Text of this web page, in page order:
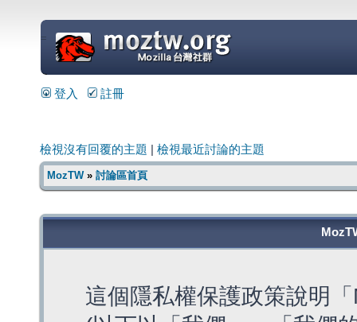
=
登入 註冊
檢視沒有回覆的主題 檢視最近討論的主題
MozTW» 討論區首頁
這個隱私權保護政策說明